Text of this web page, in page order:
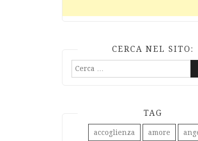
CERCA NEL SITO:
Ricerca
TAG
accoglienza amore